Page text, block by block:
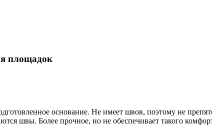
площадок
основание. Не имеет швов, поэтому не
швы. Более прочное, но не обеспечивает такого